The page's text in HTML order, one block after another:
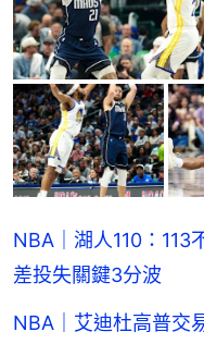
NBA｜湖人110：
差投失關鍵3分波
NBA｜艾迪杜高普交